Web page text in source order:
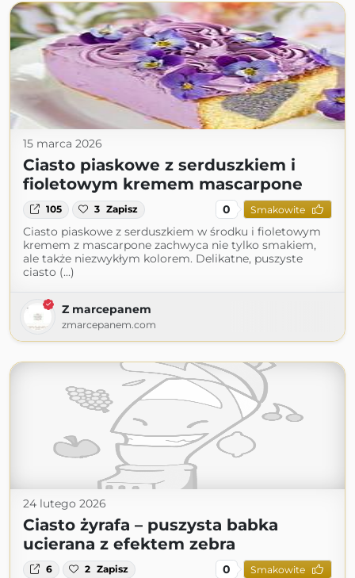
15 marca 2026
Ciasto piaskowe z serduszkiem i
fioletowym kremem mascarpone
105 3 Zapisz 0 Smakowite
Ciasto piaskowe z serduszkiem w środku i fioletowym
kremem z mascarpone zachwyca nie tylko smakiem,
ale także niezwykłym kolorem. Delikatne, puszyste
ciasto (...)
Z marcepanem
zmarcepanem.com
24 lutego 2026
Ciasto żyrafa – puszysta babka
ucierana z efektem zebra
6 2 Zapisz 0 Smakowite